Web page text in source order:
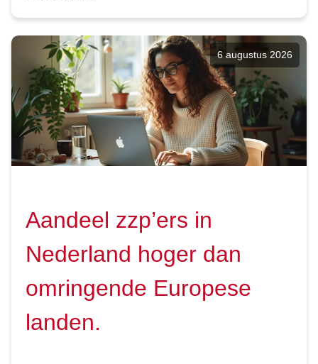
6 augustus 2026
Aandeel zzp’ers in
Nederland hoger dan
omringende Europese
landen.